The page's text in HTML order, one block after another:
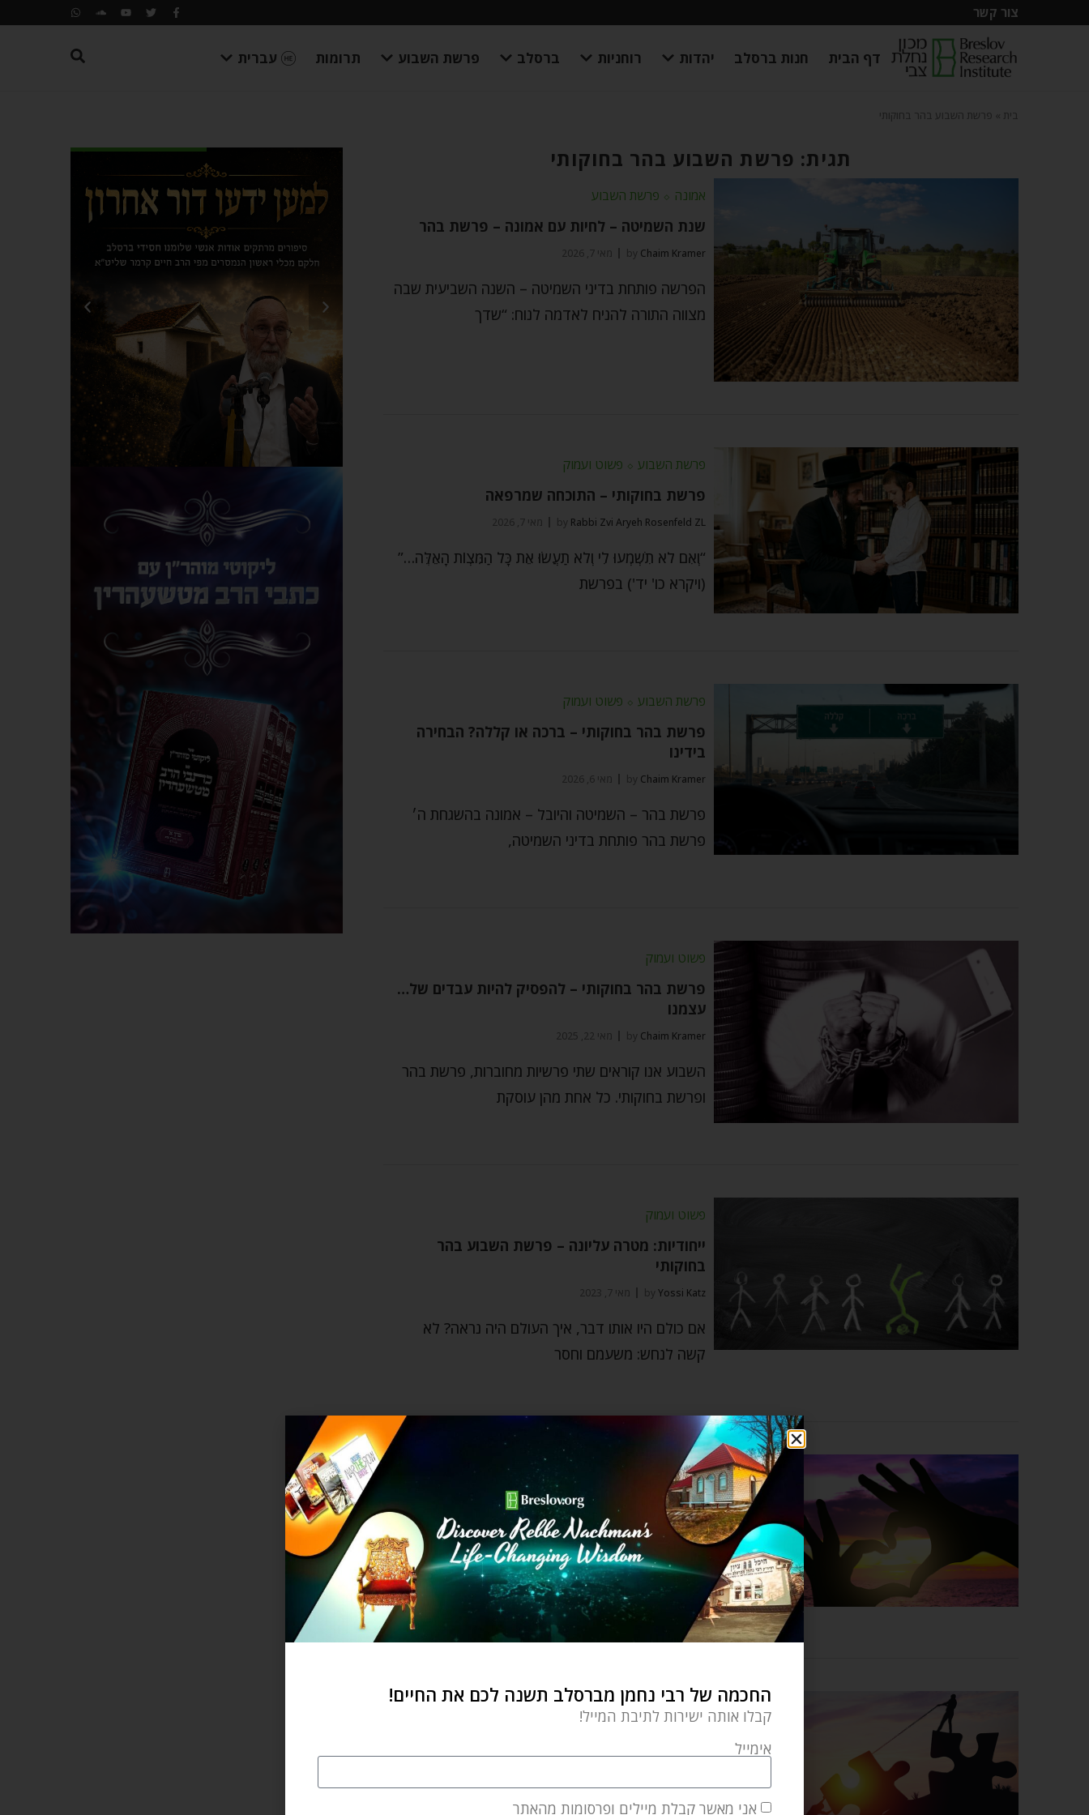
צור קשר
דף הבית חנות ברסלב יהדות רוחניות ברסלב פרשת השבוע תרומות עברית
בית פרשת השבוע בהר בחוקותי
תגית: פרשת השבוע בהר בחוקותי
אמונה ⬦ פרשת השבוע
שנת השמיטה – לחיות עם אמונה – פרשת בהר
by Chaim Kramer מאי 7, 2026
הפרשה פותחת בדיני השמיטה – השנה השביעית שבה
מצווה התורה להניח לאדמה לנוח: “שדך
פרשת השבוע ⬦ פשוט ועמוק
פרשת בחוקותי – התוכחה שמרפאה
by Rabbi Zvi Aryeh Rosenfeld ZL מאי 7, 2026
“וְאִם לֹא תִשְׁמְעוּ לִי וְלֹא תַעֲשׂוּ אֵת כָּל הַמִּצְוֹת הָאֵלֶּה…”
(ויקרא כו' יד') בפרשת
פרשת השבוע ⬦ פשוט ועמוק
פרשת בהר בחוקותי – ברכה או קללה? הבחירה
בידינו
by Chaim Kramer מאי 6, 2026
פרשת בהר – השמיטה והיובל – אמונה בהשגחת ה׳
פרשת בהר פותחת בדיני השמיטה,
פשוט ועמוק
פרשת בהר בחוקותי – להפסיק להיות עבדים של…
עצמנו
by Chaim Kramer מאי 22, 2025
השבוע אנו קוראים שתי פרשיות מחוברות, פרשת בהר
ופרשת בחוקותי. כל אחת מהן עוסקת
פשוט ועמוק
ייחודיות: מטרה עליונה – פרשת השבוע בהר
בחוקותי
by Yossi Katz מאי 7, 2023
אם כולם היו אותו דבר, איך העולם היה נראה? לא
קשה לנחש: משעמם וחסר
פשוט ועמוק
בקרובי אקדש – פרשת השבוע בהר בחוקותי
byRefael Kramer מאי 7, 2023
מאמר זה נכתב בצל האסון הנורא במירון ולזכרו ולעילוי
נשמתו של ידיד קרוב שנפטר
פשוט ועמוק
בחוקותי
byRav Aharon Eliyahu מאי 7, 2023
החכמה של רבי נחמן מברסלב תשנה לכם את החיים!
קבלו אותה ישירות לתיבת המייל!
אימייל
אני מאשר קבלת מיילים ופרסומות מהאתר